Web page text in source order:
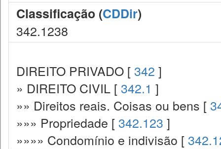
Classificação (CDDir)
342.1238
DIREITO PRIVADO [ 342 ]
» DIREITO CIVIL [ 342.1 ]
»» Direitos reais. Coisas ou bens [
»»» Propriedade [ 342.123 ]
»»»» Condomínio e indivisão [